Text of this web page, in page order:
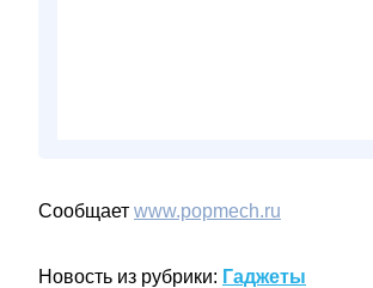
Сообщает www.popmech.ru
Новость из рубрики: Гаджеты